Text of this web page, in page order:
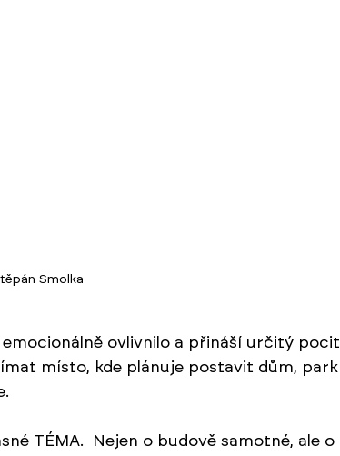
Smolka
ovlivnilo a přináší určitý pocit
místo, kde plánuje postavit dům, park
TÉMA.  Nejen o budově samotné, ale o